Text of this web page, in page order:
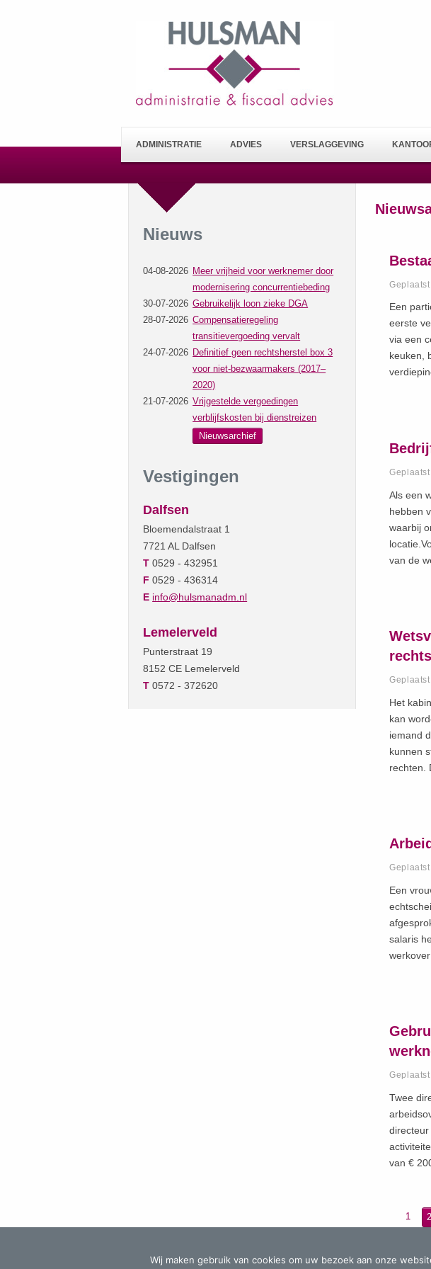
ADMINISTRATIE ADVIES VERSLAGGEVING
Nieuws
04-08-2026 Meer vrijheid voor werknemer door
modernisering concurrentiebeding
30-07-2026 Gebruikelijk loon zieke DGA
28-07-2026 Compensatieregeling
transitievergoeding vervalt
24-07-2026 Definitief geen rechtsherstel box 3
voor niet-bezwaarmakers (2017–
2020)
21-07-2026 Vrijgestelde vergoedingen
verblijfskosten bij dienstreizen
Nieuwsarchief
Vestigingen
Dalfsen
Bloemendalstraat 1
7721 AL Dalfsen
T 0529 - 432951
F 0529 - 436314
E info@hulsmanadm.nl
Lemelerveld
Punterstraat 19
8152 CE Lemelerveld
T 0572 - 372620
Een
eerste
via een
keuken,
Als een
hebben
waarbij
van de
Het
kan
iemand
kunnen
rechten.
Een
salaris
Twee
van €
1 2
© Hulsman Administratie & Fiscaal Advies - Algemene voorwaarden Disclaimer
Wij maken gebruik van cookies om uw bezoek aan onze